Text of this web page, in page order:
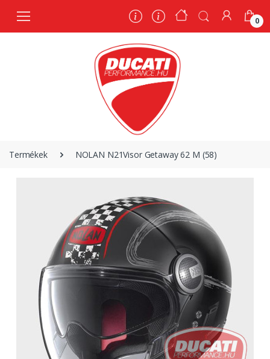
0
Termékek NOLAN N21Visor Getaway 62 M (58)
0